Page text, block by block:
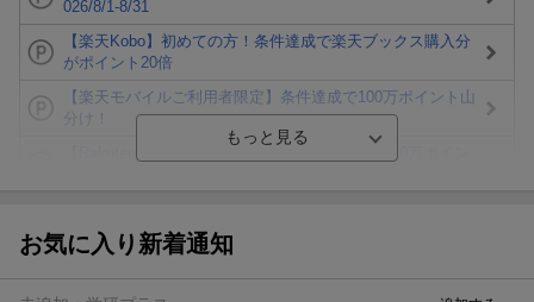
026/8/1-8/31
【楽天Kobo】初めての方！条件達成で楽天ブックス購入分
がポイント20倍
【楽天モバイルご利用者限定】条件達成で100万ポイント山
分け！
が当たる！
お気に入り新着通知